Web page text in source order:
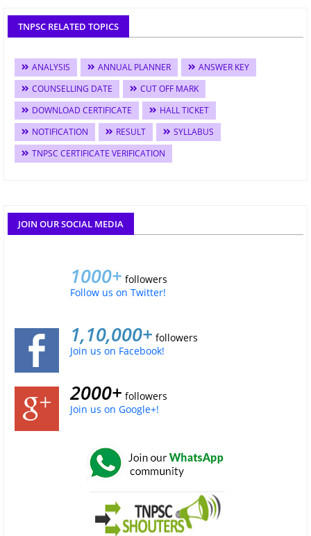
TNPSC RELATED TOPICS
ANALYSIS ANNUAL PLANNER
ANSWER KEY
COUNSELLING DATE
CUT OFF MARK
DOWNLOAD CERTIFICATE
HALL TICKET
NOTIFICATION
RESULT
SYLLABUS
TNPSC CERTIFICATE VERIFICATION
JOIN OUR SOCIAL MEDIA
1000+ followers
Follow us on Twitter!
1,10,000+ followers
Join us on Facebook!
2000+ followers
Join us on Google+!